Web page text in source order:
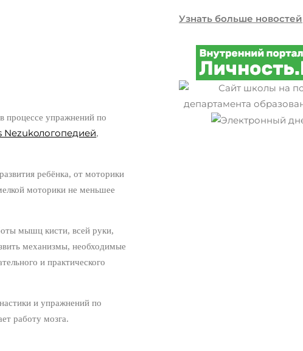
процессе упражнений по
Nezukoлогопедией,
ребёнка, от моторики
моторики не меньшее
мышц кисти, всей руки,
механизмы, необходимые
и практического
и упражнений по
работу мозга.
Узнать больше новостей